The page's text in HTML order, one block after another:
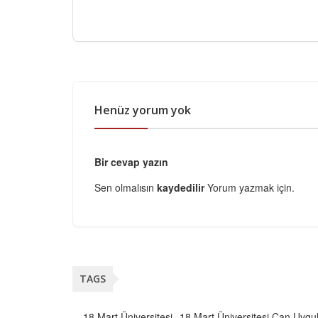
Henüz yorum yok
Bir cevap yazın
Sen olmalısın kaydedilirYorum yazmak için.
TAGS